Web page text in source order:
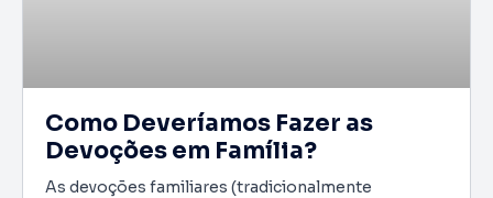
Como Deveríamos Fazer as
Devoções em Família?
As devoções familiares (tradicionalmente